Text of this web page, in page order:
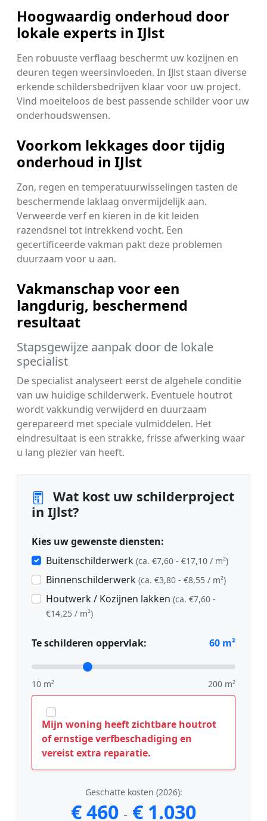
Hoogwaardig onderhoud door
lokale experts in IJlst
Een robuuste verflaag beschermt uw kozijnen en
deuren tegen weersinvloeden. In IJlst staan diverse
erkende schildersbedrijven klaar voor uw project.
Vind moeiteloos de best passende schilder voor uw
onderhoudswensen.
Voorkom lekkages door tijdig
onderhoud in IJlst
Zon, regen en temperatuurwisselingen tasten de
beschermende laklaag onvermijdelijk aan.
Verweerde verf en kieren in de kit leiden
razendsnel tot intrekkend vocht. Een
gecertificeerde vakman pakt deze problemen
duurzaam voor u aan.
Vakmanschap voor een
langdurig, beschermend
resultaat
Stapsgewijze aanpak door de lokale
specialist
De specialist analyseert eerst de algehele conditie
van uw huidige schilderwerk. Eventuele houtrot
wordt vakkundig verwijderd en duurzaam
gerepareerd met speciale vulmiddelen. Het
eindresultaat is een strakke, frisse afwerking waar
u lang plezier van heeft.
Wat kost uw schilderproject
in IJlst?
Kies uw gewenste diensten:
Buitenschilderwerk (ca. €7,60 - €17,10 / m²)
Binnenschilderwerk (ca. €3,80 - €8,55 / m²)
Houtwerk / Kozijnen lakken (ca. €7,60 -
€14,25 / m²)
Te schilderen oppervlak: 60 m²
10 m² 200 m²
Mijn woning heeft zichtbare houtrot
of ernstige verfbeschadiging en
vereist extra reparatie.
Geschatte kosten (2026):
€ 460 - € 1.030